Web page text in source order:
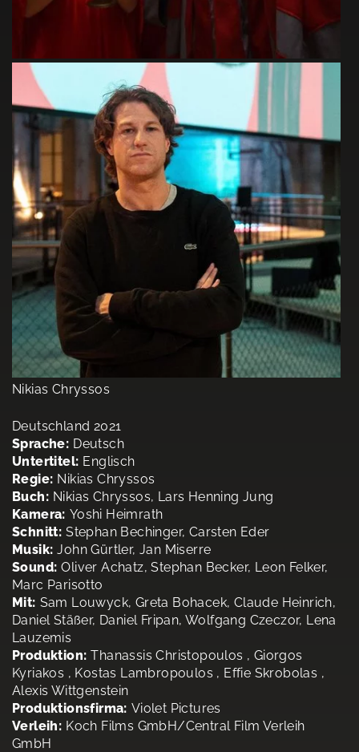
Nikias Chryssos
Deutschland 2021
Sprache: Deutsch
Untertitel: Englisch
Regie: Nikias Chryssos
Buch: Nikias Chryssos, Lars Henning Jung
Kamera: Yoshi Heimrath
Schnitt: Stephan Bechinger, Carsten Eder
Musik: John Gürtler, Jan Miserre
Sound: Oliver Achatz, Stephan Becker, Leon Felker,
Marc Parisotto
Mit: Sam Louwyck, Greta Bohacek, Claude Heinrich,
Daniel Stäßer, Daniel Fripan, Wolfgang Czeczor, Lena
Lauzemis
Produktion: Thanassis Christopoulos , Giorgos
Kyriakos , Kostas Lambropoulos , Effie Skrobolas ,
Alexis Wittgenstein
Produktionsfirma: Violet Pictures
Verleih: Koch Films GmbH/Central Film Verleih
GmbH